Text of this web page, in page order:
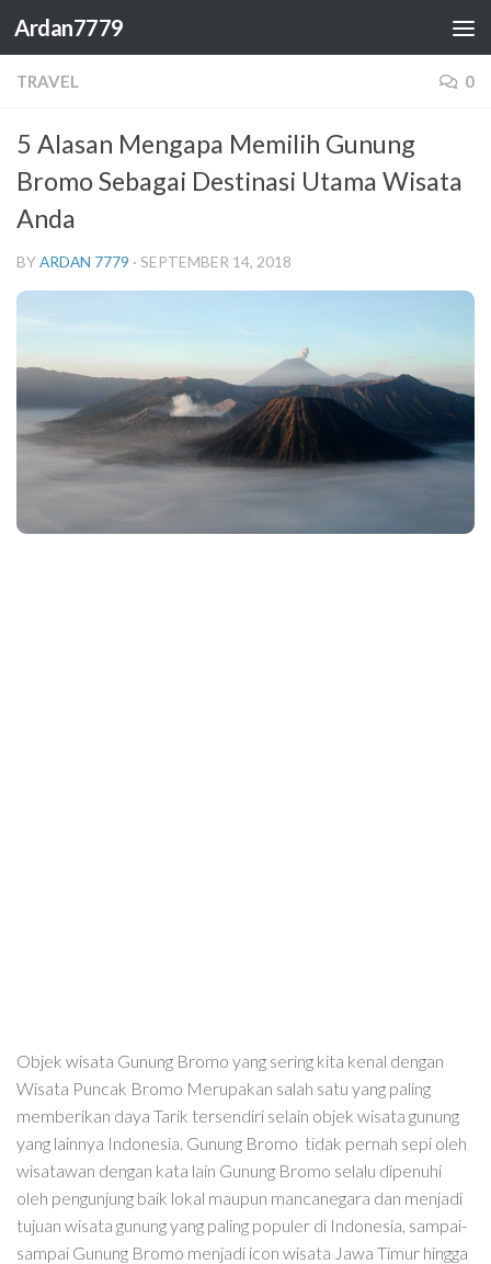
Skip to content
Ardan7779
TRAVEL 0
5 Alasan Mengapa Memilih Gunung
Bromo Sebagai Destinasi Utama Wisata
Anda
BYARDAN 7779 · SEPTEMBER 14, 2018
Objek wisata Gunung Bromo yang sering kita kenal dengan
Wisata Puncak Bromo Merupakan salah satu yang paling
memberikan daya Tarik tersendiri selain objek wisata gunung
yang lainnya Indonesia. Gunung Bromo tidak pernah sepi oleh
wisatawan dengan kata lain Gunung Bromo selalu dipenuhi
oleh pengunjung baik lokal maupun mancanegara dan menjadi
tujuan wisata gunung yang paling populer di Indonesia, sampai-
sampai Gunung Bromo menjadi icon wisata Jawa Timur hingga